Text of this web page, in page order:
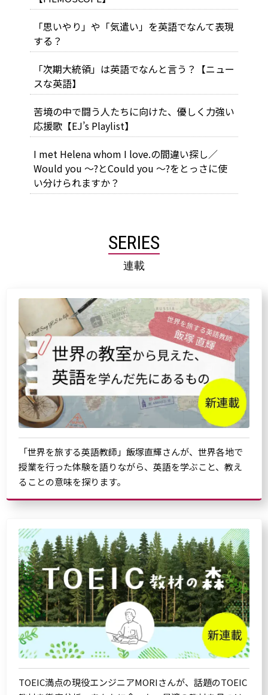
「思いやり」や「気遣い」を英語でなんて表現
する？
「次期大統領」は英語でなんと言う？【ニュー
スな英語】
苦境の中で闘う人たちに向けた、優しく力強い
応援歌【EJ’s Playlist】
I met Helena whom I love.の間違い探し／
Would you ～?とCould you ～?をとっさに使
い分けられますか？
SERIES
連載
「世界を旅する英語教師」飯塚直輝さんが、世界各地で
授業を行った体験を語りながら、英語を学ぶこと、教え
ることの意味を探ります。
TOEIC満点の現役エンジニアMORIさんが、話題のTOEIC